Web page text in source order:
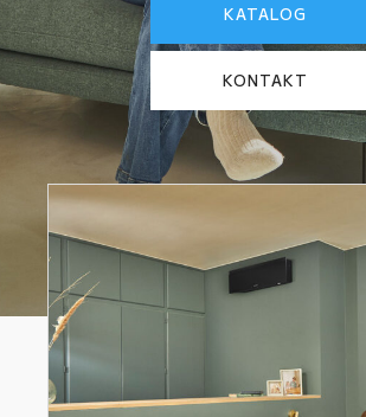
KATALOG
KONTAKT